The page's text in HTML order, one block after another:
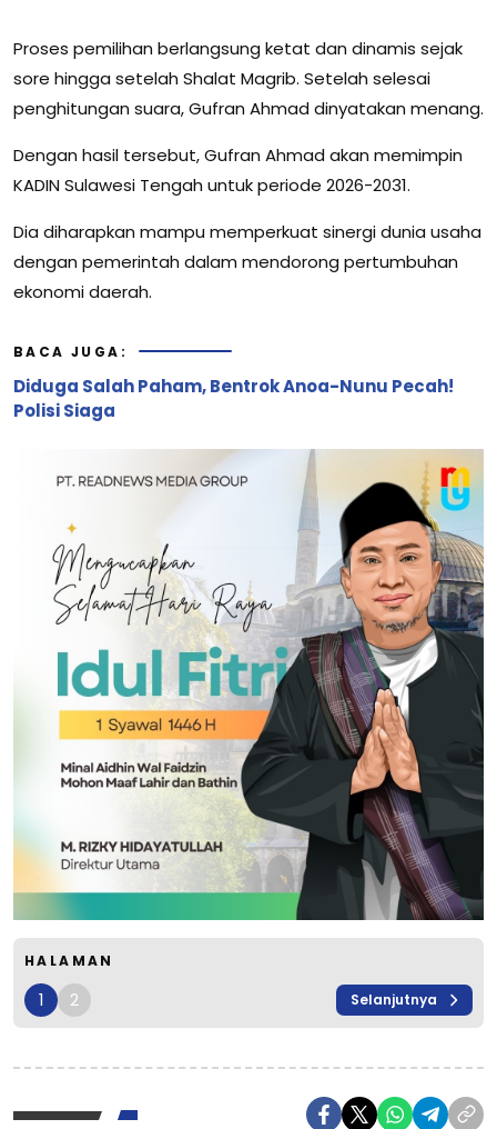
Proses pemilihan berlangsung ketat dan dinamis sejak
sore hingga setelah Shalat Magrib. Setelah selesai
penghitungan suara, Gufran Ahmad dinyatakan menang.
Dengan hasil tersebut, Gufran Ahmad akan memimpin
KADIN Sulawesi Tengah untuk periode 2026-2031.
Dia diharapkan mampu memperkuat sinergi dunia usaha
dengan pemerintah dalam mendorong pertumbuhan
ekonomi daerah.
BACA JUGA:
Diduga Salah Paham, Bentrok Anoa-Nunu Pecah!
Polisi Siaga
HALAMAN
1 2 Selanjutnya